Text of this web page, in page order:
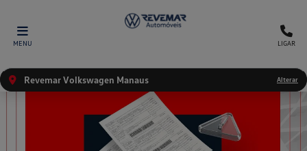
MENU LIGAR
Revemar Volkswagen Manaus Alterar